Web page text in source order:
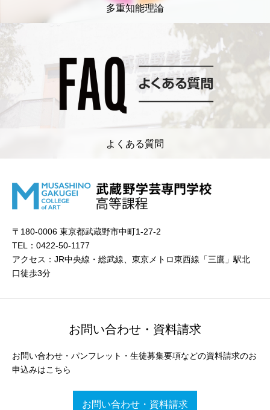
多重知能理論
よくある質問
〒180-0006 東京都武蔵野市中町1-27-2
TEL：0422-50-1177
アクセス：JR中央線・総武線、東京メトロ東西線「三鷹」駅北
口徒歩3分
お問い合わせ・資料請求
お問い合わせ・パンフレット・生徒募集要項などの資料請求のお
申込みはこちら
お問い合わせ・資料請求